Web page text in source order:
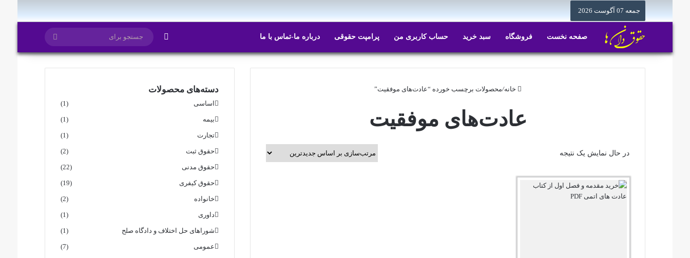
جمعه 07 آگوست 2026
صفحه نخست فروشگاه سبد خرید حساب کاربری من پرامپت حقوقی درباره ما-تماس با ما تغییر پوسته جستجو
برای
خانه/محصولات برچسب خورده “عادت‌های موفقیت”
عادت‌های موفقیت
در حال نمایش یک نتیجه
دسته‌های محصولات
اساسی (1)
بیمه (1)
تجارت (1)
حقوق ثبت (2)
حقوق مدنی (22)
حقوق کیفری (19)
خانواده (2)
داوری (1)
شوراهای حل اختلاف و دادگاه صلح (1)
عمومی (7)